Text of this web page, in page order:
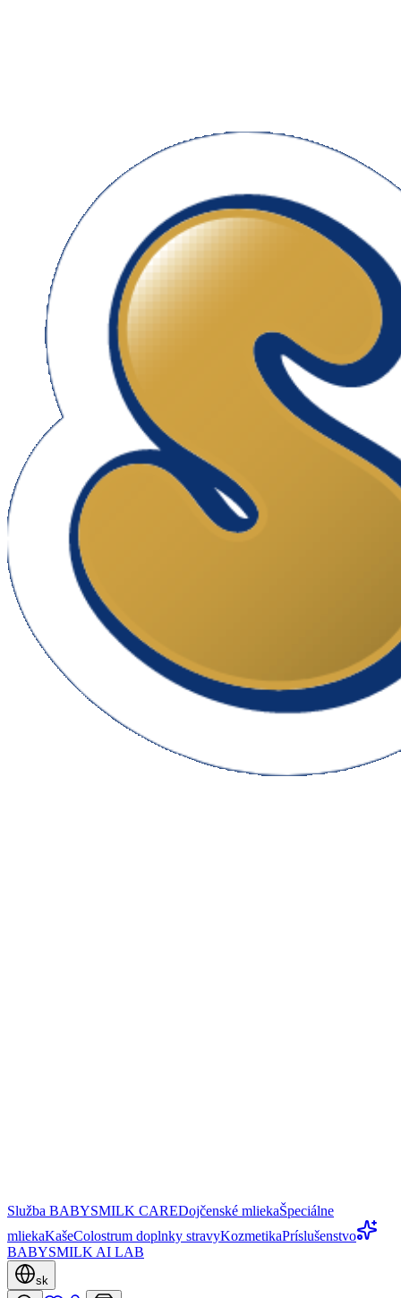
Služba BABYSMILK CAREDojčenské mliekaŠpeciálne
mliekaKašeColostrum doplnky stravyKozmetikaPríslušenstvo
BABYSMILK AI LAB
sk